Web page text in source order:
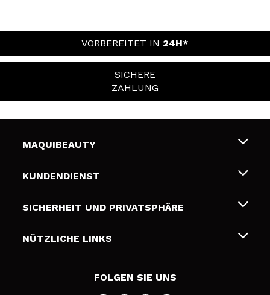
VORBEREITET IN 24H*
SICHERE
ZAHLUNG
MAQUIBEAUTY
Über uns
Geschenkkarten
KUNDENDIENST
Liefer- und Versandkosten
Zahlung
SICHERHEIT UND PRIVATSPHÄRE
Bedingungen und Datenschutz
NÜTZLICHE LINKS
FOLGEN SIE UNS